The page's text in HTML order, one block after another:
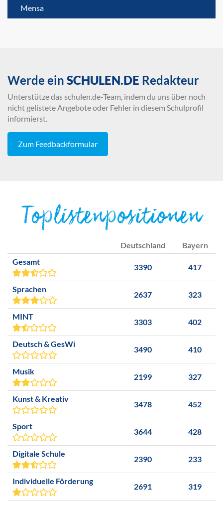
Mensa
Werde ein SCHULEN.DE Redakteur
Unterstütze das schulen.de-Team, indem du uns über noch
nicht gelistete Angebote oder Fehler in diesem Schulprofil
informierst.
Zum Feedbackformular
Toplistenpositionen
Deutschland
Bayern
Gesamt
3390 417
Sprachen
2637 323
MINT
3303 402
Deutsch & GesWi
3490 410
Musik
2199 327
Kunst & Kreativ
3478 452
Sport
3644 428
Digitale Schule
2390 233
Individuelle Förderung
2691 319